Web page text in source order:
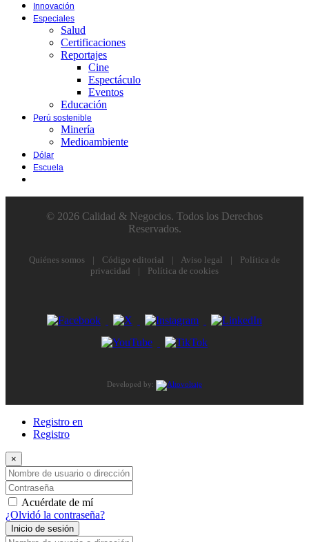
Innovación
Especiales
Salud
Certificaciones
Reportajes
Cine
Espectáculo
Eventos
Educación
Perú sostenible
Minería
Medioambiente
Dólar
Escuela
© 2026 Calidad & Negocios. Todos los Derechos
Reservados.
Quiénes somos | Código editorial | Aviso legal |
Política de
privacidad
| Política de cookies
Developed by:
Registro en
Registro
×
Nombre de usuario o dirección de correo electrónico
Contraseña
Acuérdate de mí
¿Olvidó la contraseña?
Inicio de sesión